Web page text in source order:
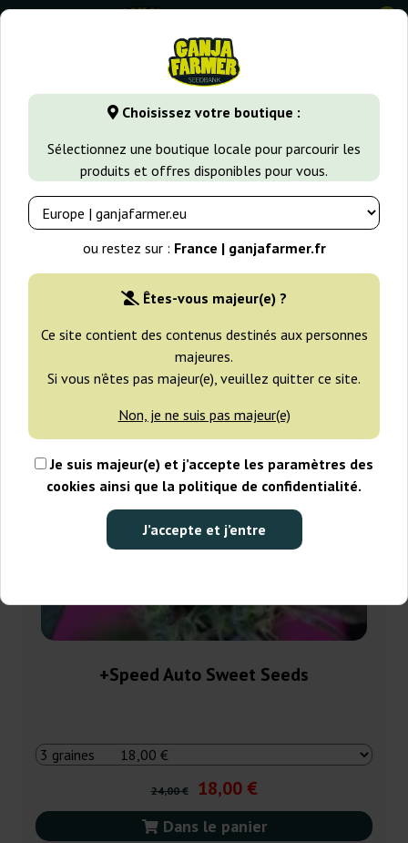
Choisissez votre boutique :
Sélectionnez une boutique locale pour parcourir les
produits et offres disponibles pour vous.
ou restez sur : France | ganjafarmer.fr
Êtes-vous majeur(e) ?
Ce site contient des contenus destinés aux personnes
majeures.
Si vous n’êtes pas majeur(e), veuillez quitter ce site.
Non, je ne suis pas majeur(e)
Je suis majeur(e) et j’accepte les paramètres des
cookies ainsi que la politique de confidentialité.
J’accepte et j’entre
0
GanjaFarmer.fr Banques de Graines de Cannabis Sweet
Sweet Seeds Graines
Filtres Tri
+Speed Auto Sweet Seeds
24,00 € 18,00 €
Dans le panier